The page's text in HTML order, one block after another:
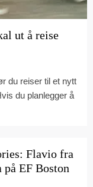
ut å reise
du reiser til et nytt
du planlegger å
Flavio fra
på EF Boston